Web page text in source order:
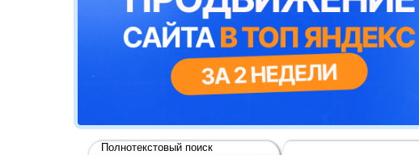
Полнотекстовый поиск